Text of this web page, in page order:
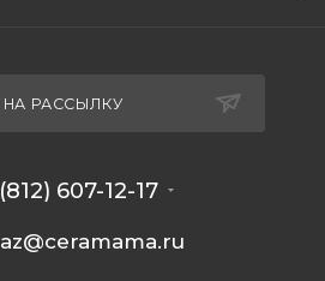
РАССЫЛКУ
607-12-17